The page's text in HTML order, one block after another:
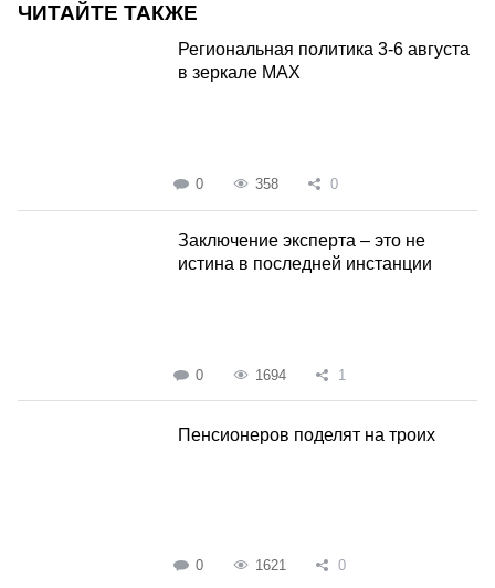
ЧИТАЙТЕ ТАКЖЕ
Региональная политика 3-6 августа
в зеркале MAX
0 358 0
Заключение эксперта – это не
истина в последней инстанции
0 1694 1
Пенсионеров поделят на троих
0 1621 0